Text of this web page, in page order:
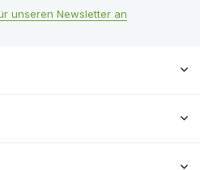
unseren Newsletter an